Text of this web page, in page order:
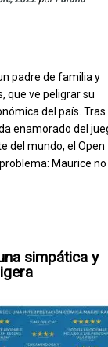
padre de familia y
que ve peligrar su
del país. Tras
enamorado del
del mundo, el Open
Maurice
simpática y